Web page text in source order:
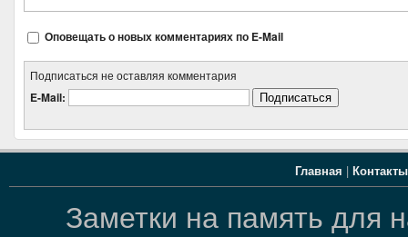
Оповещать о новых комментариях по E-Mail
Подписаться не оставляя комментария
E-Mail:
Главная | Контакты
Заметки на память для